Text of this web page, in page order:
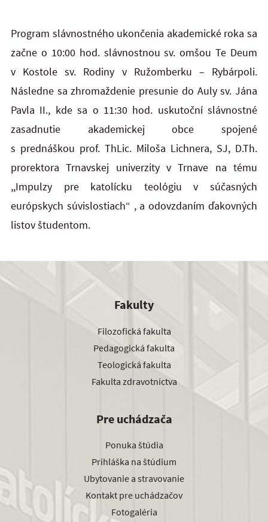
Program slávnostného ukončenia akademické roka sa
začne o 10:00 hod. slávnostnou sv. omšou Te Deum
v Kostole sv. Rodiny v Ružomberku – Rybárpoli.
Následne sa zhromaždenie presunie do Auly sv. Jána
Pavla II., kde sa o 11:30 hod. uskutoční slávnostné
zasadnutie akademickej obce spojené
s prednáškou prof. ThLic. Miloša Lichnera, SJ, D.Th.
prorektora Trnavskej univerzity v Trnave na tému
,,Impulzy pre katolícku teológiu v súčasných
európskych súvislostiach“ , a odovzdaním ďakovných
listov študentom.
Fakulty
Filozofická fakulta
Pedagogická fakulta
Teologická fakulta
Fakulta zdravotníctva
Pre uchádzača
Ponuka štúdia
Prihláška na štúdium
Ubytovanie a stravovanie
Kontakt pre uchádzačov
Fotogaléria